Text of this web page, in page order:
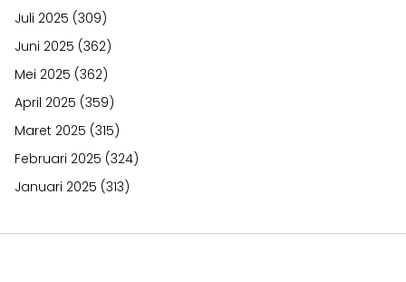
Juli 2025 (309)
Juni 2025 (362)
Mei 2025 (362)
April 2025 (359)
Maret 2025 (315)
Februari 2025 (324)
Januari 2025 (313)